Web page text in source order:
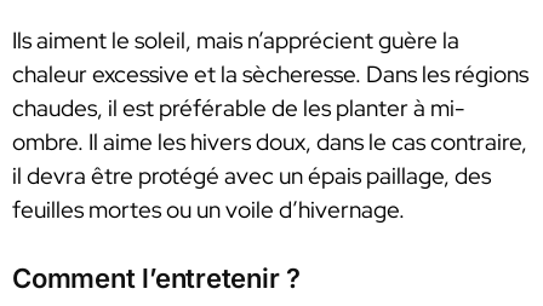
Ils aiment le soleil, mais n’apprécient guère la
chaleur excessive et la sècheresse. Dans les régions
chaudes, il est préférable de les planter à mi-
ombre. Il aime les hivers doux, dans le cas contraire,
il devra être protégé avec un épais paillage, des
feuilles mortes ou un voile d’hivernage.
Comment l’entretenir ?